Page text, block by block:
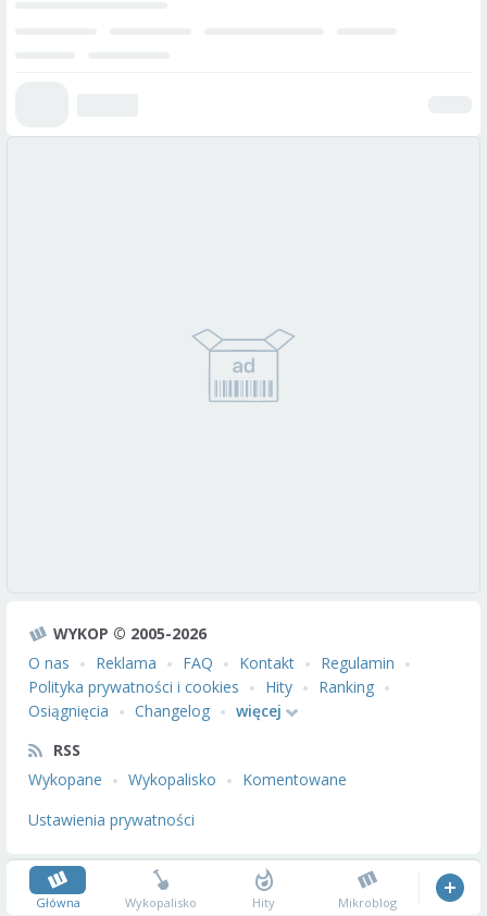
WYKOP © 2005-2026
O nas
Reklama FAQ Kontakt
Regulamin
Polityka prywatności i cookies
Hity
Ranking
Osiągnięcia
Changelog
więcej
RSS
Wykopane
Wykopalisko
Komentowane
Ustawienia prywatności
Główna Wykopalisko Hity Mikroblog